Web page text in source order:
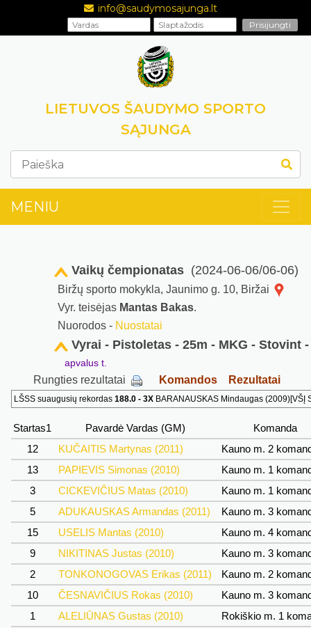
info@saudymosajunga.lt
LIETUVOS ŠAUDYMO SPORTO
SĄJUNGA
MENIU
Vaikų čempionatas (2024-06-06/06-06)
Biržų sporto mokykla, Jaunimo g. 10, Biržai
Vyr. teisėjas Mantas Bakas.
Nuorodos - Nuostatai
Vyrai - Pistoletas - 25m - MKG - Stovint
apvalus t.
Rungties rezultatai Komandos Rezultatai
LŠSS suaugusių rekordas 188.0 - 3X BARANAUSKAS Mindaugas
Startas1 Pavardė Vardas (GM)
Komanda
12
KUČAITIS Martynas (2011)
Kauno m. 2
13
PAPIEVIS Simonas (2010)
Kauno m. 1
3
CICKEVIČIUS Matas (2010)
Kauno m. 1
5
ADUKAUSKAS Armandas (2011)
Kauno m. 3
15
USELIS Mantas (2010)
Kauno m. 4
9
NIKITINAS Justas (2010)
Kauno m. 3
2
TONKONOGOVAS Erikas (2011)
Kauno m. 2
10
ČESNAVIČIUS Rokas (2010)
Kauno m. 3
1
ALELIŪNAS Gustas (2010)
Rokiškio m. 1